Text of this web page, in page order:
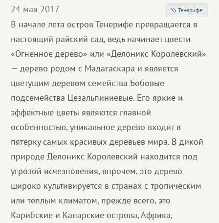
Партнерам
Благотворительность
24 мая 2017 Тенерифе
В начале лета остров Тенерифе превращается в
настоящий райский сад, ведь начинает цвести
«Огненное дерево» или «Делоникс Королевский»
— дерево родом с Мадагаскара и является
цветущим деревом семейства Бобовые
подсемейства Цезальпиниевые. Его яркие и
эффектные цветы являются главной
особенностью, уникальное дерево входит в
пятерку самых красивых деревьев мира. В дикой
природе Делоникс Королевский находится под
угрозой исчезновения, впрочем, это дерево
широко культивируется в странах с тропическим
или теплым климатом, прежде всего, это
Карибские и Канарские острова, Африка,